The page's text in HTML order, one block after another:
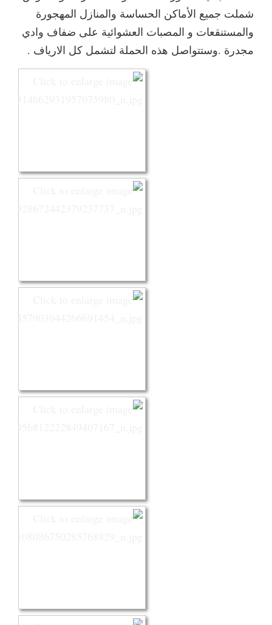
شملت جميع الأماكن الحساسة والمنازل المهجورة
والمستنقعات و المصبات العشوائية على ضفاف وادي
مجدرة .وستتواصل هذه الحملة لتشمل كل الارياف .